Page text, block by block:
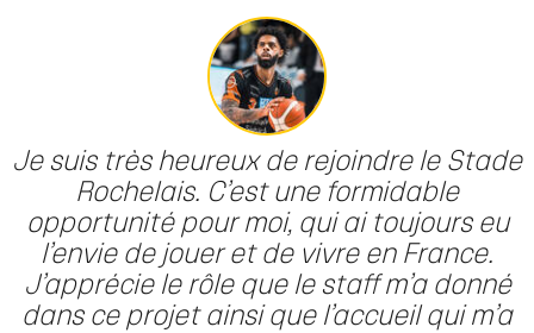
Je suis très heureux de rejoindre le Stade
Rochelais. C’est une formidable
opportunité pour moi, qui ai toujours eu
l’envie de jouer et de vivre en France.
J’apprécie le rôle que le staff m’a donné
dans ce projet ainsi que l’accueil qui m’a